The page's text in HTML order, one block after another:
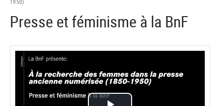
Presse et féminisme à la BnF